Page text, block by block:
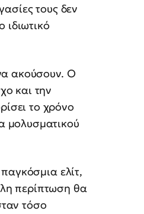
τους δεν
ακούσουν. Ο
και την
το χρόνο
μολυσματικού
ελίτ,
περίπτωση θα
τόσο